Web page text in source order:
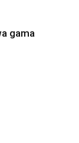
gama